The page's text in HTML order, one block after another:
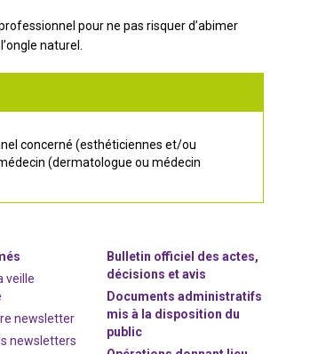
pour ne pas risquer d’abimer
naturel.
concerné (esthéticiennes et/ou
(dermatologue ou médecin
veille
newsletter
newsletters
Bulletin officiel des actes,
décisions et avis
Documents administratifs
mis à la disposition du
public